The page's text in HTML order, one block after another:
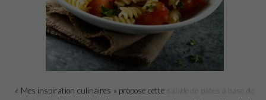
« Mes inspiration culinaires » propose cette salade de pâtes à base de